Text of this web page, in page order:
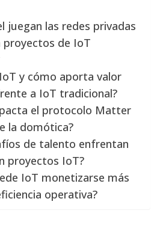
juegan las redes privadas
proyectos de IoT
y cómo aporta valor
a IoT tradicional?
el protocolo Matter
la domótica?
de talento enfrentan
proyectos IoT?
IoT monetizarse más
operativa?